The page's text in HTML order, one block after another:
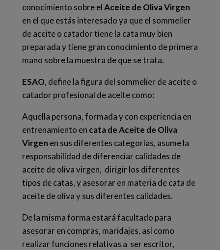
conocimiento sobre elAceite de Oliva Virgen
en el que estás interesado ya que el sommelier
de aceite o catador tiene la cata muy bien
preparada y tiene gran conocimiento de primera
mano sobre la muestra de que se trata.
ESAO, define la figura del sommelier de aceiteo
catador profesional de aceite como:
Aquella persona, formada y con experiencia en
entrenamiento en cata de Aceite de Oliva
Virgen en sus diferentes categorías, asume la
responsabilidad de diferenciar calidades de
aceite de oliva virgen, dirigir los diferentes
tipos de catas, y asesorar en materia de cata de
aceite de oliva y sus diferentes calidades.
De la misma forma estará facultado para
asesorar en compras, maridajes, así como
realizar funciones relativas a ser escritor,